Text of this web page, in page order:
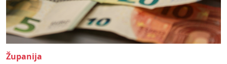
Županija